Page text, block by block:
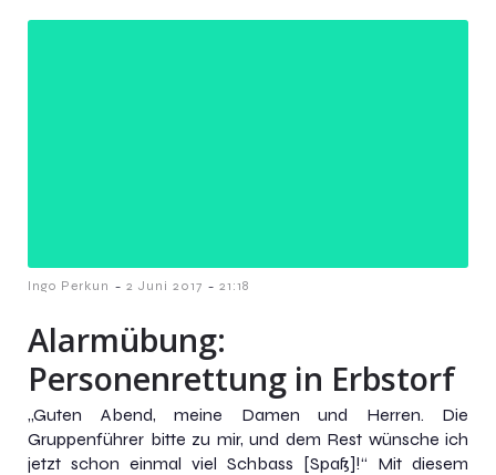
Ingo Perkun - 2 Juni 2017 - 21:18
Alarmübung:
Personenrettung in Erbstorf
„Guten Abend, meine Damen und Herren. Die
Gruppenführer bitte zu mir, und dem Rest wünsche ich
jetzt schon einmal viel Schbass [Spaß]!“ Mit diesem